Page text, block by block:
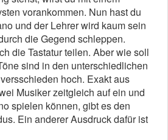
vorankommen. Nun hast du
und der Lehrer wird kaum sein
die Gegend schleppen.
die Tastatur teilen. Aber wie soll
sind in den unterschiedlichen
hoch. Exakt aus
Musiker zeitgleich auf ein und
spielen können, gibt es den
Ein anderer Ausdruck dafür ist